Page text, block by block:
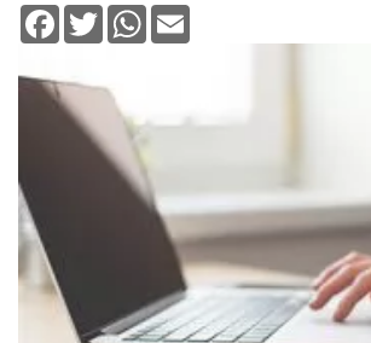
Facebook
TwitterWhatsApp